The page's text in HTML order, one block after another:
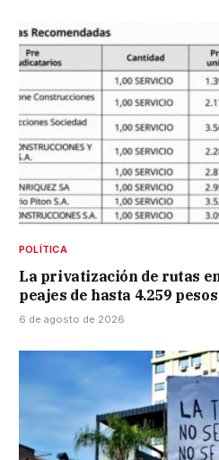
POLÍTICA
La privatización de rutas
peajes de hasta 4.259 pesos
6 de agosto de 2026